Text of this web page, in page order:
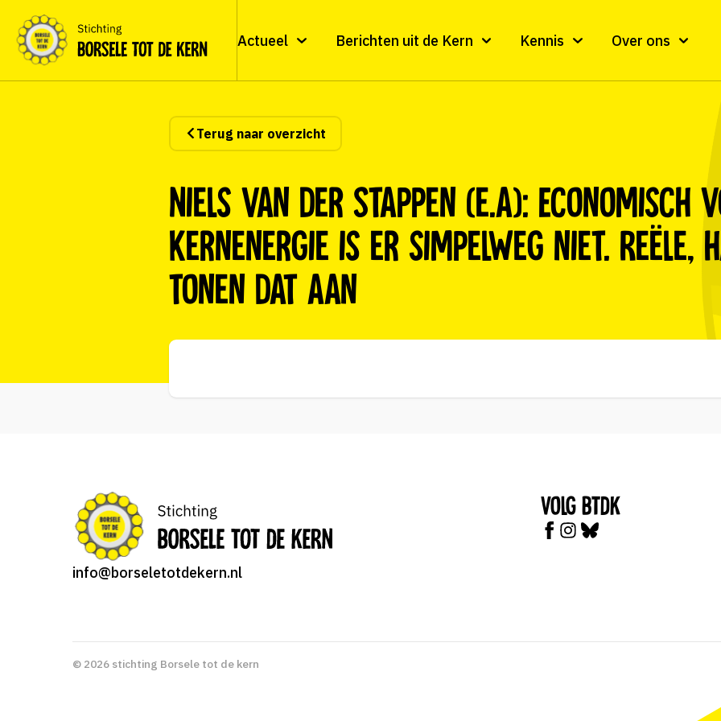
Actueel Berichten uit de Kern Kennis Over ons
Terug naar overzicht
Niels van der Stappen (e.a): Economisch
kernenergie is er simpelweg niet.
tonen dat aan
info@borseletotdekern.nl
Volg BTDK
© 2026 stichting Borsele tot de kern